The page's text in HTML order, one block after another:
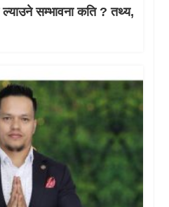
ल्याउने सम्भावना कति ? तथ्य,